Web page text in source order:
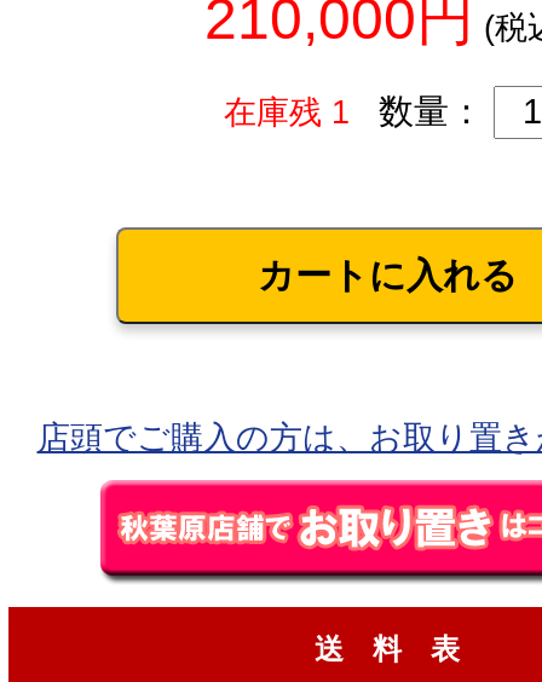
210,000円 (税
在庫残 1 数量：
店頭でご購入の方は、お取り置
送 料 表